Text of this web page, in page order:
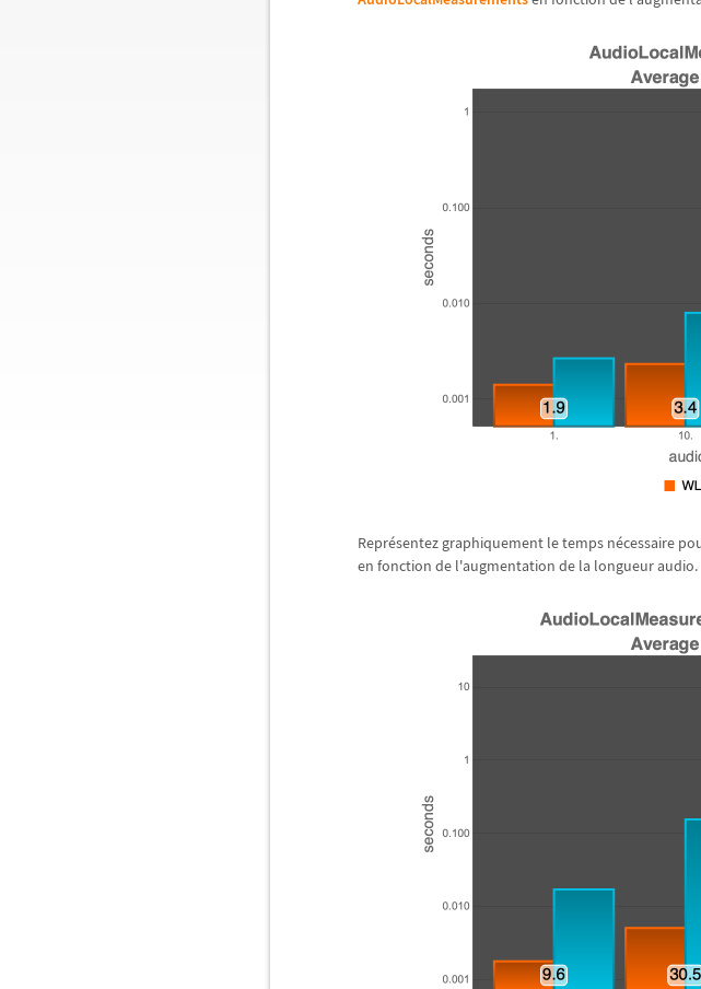
Représentez graphiquement le temps nécessaire
en fonction de l'augmentation de la longueur audio.